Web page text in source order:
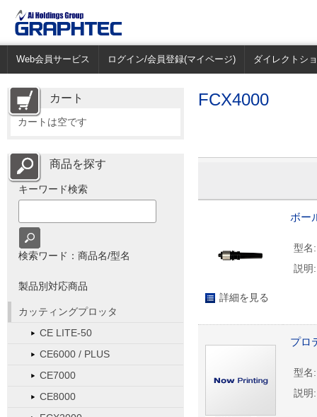
Web会員サービス ログイン/会員登録(マイページ) ダイレクトシ
FCX4000
詳細を見る
ボー
型名:
説明:
プロ
型名:
説明:
カート
カートは空です
商品を探す
キーワード検索
検索ワード：商品名/型名
製品別対応商品
カッティングプロッタ
CE LITE-50
CE6000 / PLUS
CE7000
CE8000